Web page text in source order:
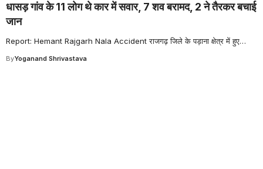
धासड़ गांव के 11 लोग थे कार में सवार, 7 शव बरामद, 2 ने तैरकर बचाई
जान
Report: Hemant Rajgarh Nala Accident राजगढ़ जिले के पड़ाना क्षेत्र में हुए…
ByYoganand Shrivastava